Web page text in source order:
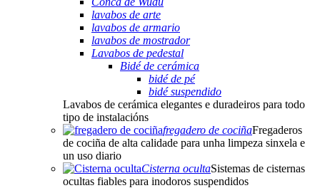
lavabos de arte
lavabos de armario
lavabos de mostrador
Lavabos de pedestal
Bidé de cerámica
bidé de pé
bidé suspendido
Lavabos de cerámica elegantes e duradeiros para todo
tipo de instalacións
fregadero de cociñaFregaderos
de cociña de alta calidade para unha limpeza sinxela e
un uso diario
Cisterna ocultaSistemas de cisternas
ocultas fiables para inodoros suspendidos